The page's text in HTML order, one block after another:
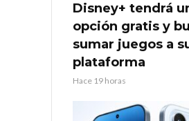
Disney+ tendrá
opción gratis y
sumar juegos a
plataforma
Hace 19 horas